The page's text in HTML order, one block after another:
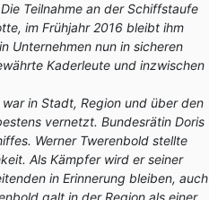
Teilnahme an der Schiffstaufe
im Frühjahr 2016 bleibt ihm
Unternehmen nun in sicheren
Kaderleute und inzwischen
in Stadt, Region und über den
vernetzt. Bundesrätin Doris
Werner Twerenbold stellte
Als Kämpfer wird er seiner
in Erinnerung bleiben, auch
galt in der Region als einer